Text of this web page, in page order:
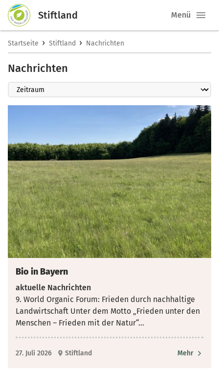
Stiftland Menü
Startseite › Stiftland › Nachrichten
Nachrichten
Bio in Bayern
aktuelle Nachrichten
9. World Organic Forum: Frieden durch nachhaltige
Landwirtschaft Unter dem Motto „Frieden unter den
Menschen – Frieden mit der Natur“...
27. Juli 2026 Stiftland Mehr